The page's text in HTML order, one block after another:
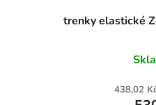
trenky elastické
438,02